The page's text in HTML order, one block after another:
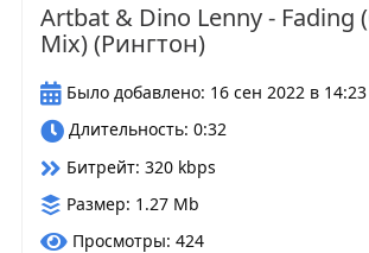
Artbat & Dino Lenny - Fading
Mix) (Рингтон)
Было добавлено: 16 сен 2022 в 14:23
Длительность: 0:32
Битрейт: 320 kbps
Размер: 1.27 Mb
Просмотры: 424